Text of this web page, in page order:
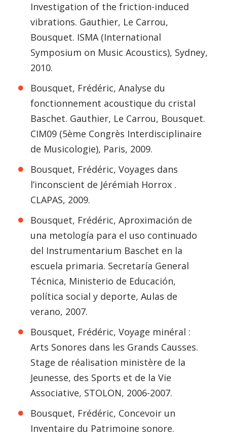
Investigation of the friction-induced
vibrations. Gauthier, Le Carrou,
Bousquet. ISMA (International
Symposium on Music Acoustics), Sydney,
2010.
Bousquet, Frédéric, Analyse du
fonctionnement acoustique du cristal
Baschet. Gauthier, Le Carrou, Bousquet.
CIM09 (5ème Congrès Interdisciplinaire
de Musicologie), Paris, 2009.
Bousquet, Frédéric, Voyages dans
l’inconscient de Jérémiah Horrox .
CLAPAS, 2009.
Bousquet, Frédéric, Aproximación de
una metología para el uso continuado
del Instrumentarium Baschet en la
escuela primaria. Secretaría General
Técnica, Ministerio de Educación,
política social y deporte, Aulas de
verano, 2007.
Bousquet, Frédéric, Voyage minéral :
Arts Sonores dans les Grands Causses.
Stage de réalisation ministère de la
Jeunesse, des Sports et de la Vie
Associative, STOLON, 2006-2007.
Bousquet, Frédéric, Concevoir un
Inventaire du Patrimoine sonore.